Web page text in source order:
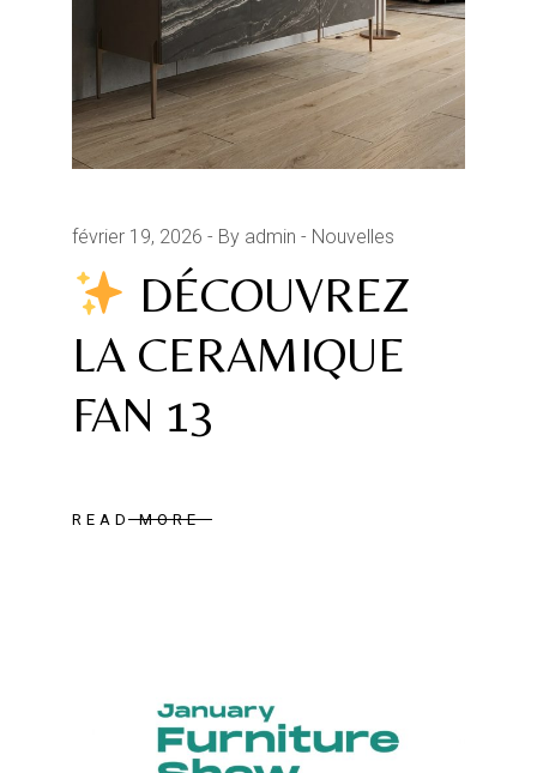
février 19, 2026 By admin Nouvelles
DÉCOUVREZ
LA CERAMIQUE
FAN 13
READ MORE